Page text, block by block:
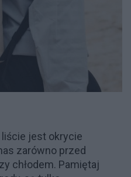
jest okrycie
zarówno przed
chłodem. Pamiętaj